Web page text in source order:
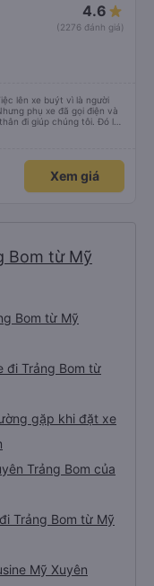
4.6
(2276 đánh giá)
lên xe buýt vì là người
phụ xe đã gọi điện và
đi giúp chúng tôi. Đó là
thú vị. Chúng tôi không
chúng tôi đã sẵn sàng.
đều có gối và chăn, và đủ
Xem giá
Bom từ Mỹ
Bom từ Mỹ
đi Trảng Bom từ
gặp khi đặt xe
Trảng Bom của
Trảng Bom từ Mỹ
Mỹ Xuyên